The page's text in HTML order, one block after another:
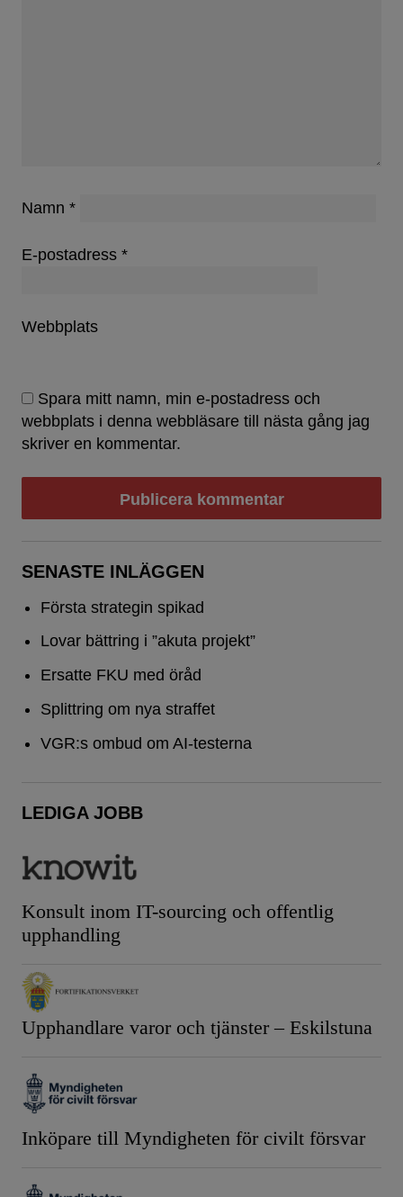
Namn *
E-postadress *
Webbplats
Spara mitt namn, min e-postadress och
webbplats i denna webbläsare till nästa gång jag
skriver en kommentar.
SENASTE INLÄGGEN
Första strategin spikad
Lovar bättring i ”akuta projekt”
Ersatte FKU med öråd
Splittring om nya straffet
VGR:s ombud om AI-testerna
LEDIGA JOBB
Konsult inom IT-sourcing och offentlig
upphandling
Upphandlare varor och tjänster – Eskilstuna
Inköpare till Myndigheten för civilt försvar